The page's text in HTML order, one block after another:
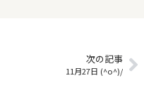
次の記事
11月27日 (^o^)/